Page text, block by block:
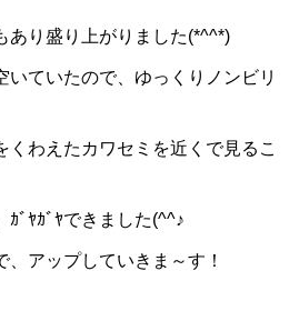
あり盛り上がりました(*^^*)
いていたので、ゆっくりノンビリ
くわえたカワセミを近くで見るこ
ｶﾞﾔｶﾞﾔできました(^^♪
アップしていきま～す！